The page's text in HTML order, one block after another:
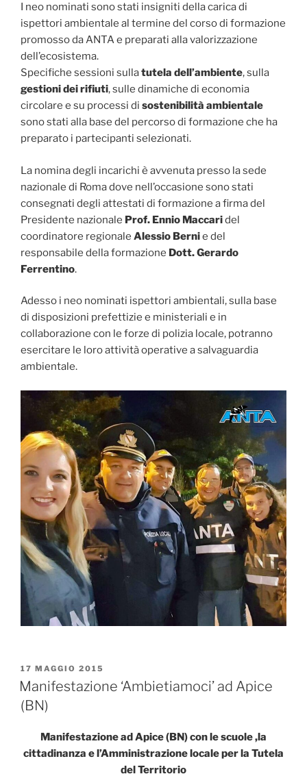
I neo nominati sono stati insigniti della carica di
ispettori ambientale al termine del corso di formazione
promosso da ANTA e preparati alla valorizzazione
dell’ecosistema.
Specifiche sessioni sullatutela dell’ambiente, sulla
gestioni dei rifiuti, sulle dinamiche di economia
circolare e su processi di sostenibilità ambientale
sono stati alla base del percorso di formazione che ha
preparato i partecipanti selezionati.
La nomina degli incarichi è avvenuta presso la sede
nazionale di Roma dove nell’occasione sono stati
consegnati degli attestati di formazione a firma del
Presidente nazionale Prof. Ennio Maccaridel
coordinatore regionale Alessio Bernie del
responsabile della formazione Dott. Gerardo
Ferrentino.
Adesso i neo nominati ispettori ambientali, sulla base
di disposizioni prefettizie e ministeriali e in
collaborazione con le forze di polizia locale, potranno
esercitare le loro attività operative a salvaguardia
ambientale.
PUBBLICATO
IL
17 MAGGIO 2015
Manifestazione ‘Ambietiamoci’ ad Apice
(BN)
Manifestazione ad Apice (BN) con le scuole ,la
cittadinanza e l’Amministrazione locale per la Tutela
del Territorio